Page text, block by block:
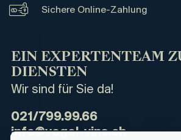
Sichere Online-Zahlung
EIN EXPERTENTEAM
DIENSTEN
Wir sind für Sie da!
021/799.99.66
info@vogel-vins.ch